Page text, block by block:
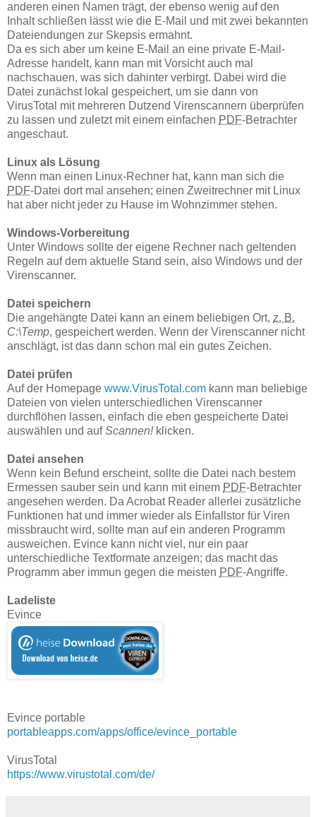
anderen einen Namen trägt, der ebenso wenig auf den
Inhalt schließen lässt wie die E-Mail und mit zwei bekannten
Dateiendungen zur Skepsis ermahnt.
Da es sich aber um keine E-Mail an eine private E-Mail-
Adresse handelt, kann man mit Vorsicht auch mal
nachschauen, was sich dahinter verbirgt. Dabei wird die
Datei zunächst lokal gespeichert, um sie dann von
VirusTotal mit mehreren Dutzend Virenscannern überprüfen
zu lassen und zuletzt mit einem einfachen PDF-Betrachter
angeschaut.
Linux als Lösung
Wenn man einen Linux-Rechner hat, kann man sich die
PDF-Datei dort mal ansehen; einen Zweitrechner mit Linux
hat aber nicht jeder zu Hause im Wohnzimmer stehen.
Windows-Vorbereitung
Unter Windows sollte der eigene Rechner nach geltenden
Regeln auf dem aktuelle Stand sein, also Windows und der
Virenscanner.
Datei speichern
Die angehängte Datei kann an einem beliebigen Ort, z. B.
C:\Temp, gespeichert werden. Wenn der Virenscanner nicht
anschlägt, ist das dann schon mal ein gutes Zeichen.
Datei prüfen
Auf der Homepage www.VirusTotal.com kann man beliebige
Dateien von vielen unterschiedlichen Virenscanner
durchflöhen lassen, einfach die eben gespeicherte Datei
auswählen und aufScannen!klicken.
Datei ansehen
Wenn kein Befund erscheint, sollte die Datei nach bestem
Ermessen sauber sein und kann mit einem PDF-Betrachter
angesehen werden. Da Acrobat Reader allerlei zusätzliche
Funktionen hat und immer wieder als Einfallstor für Viren
missbraucht wird, sollte man auf ein anderen Programm
ausweichen. Evince kann nicht viel, nur ein paar
unterschiedliche Textformate anzeigen; das macht das
Programm aber immun gegen die meisten PDF-Angriffe.
Ladeliste
Evince
Evince portable
portableapps.com/apps/office/evince_portable
VirusTotal
https://www.virustotal.com/de/